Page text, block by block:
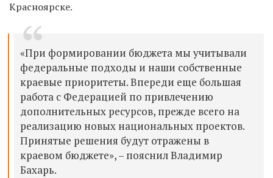
Красноярске.
«При формировании бюджета мы учитывали
федеральные подходы и наши собственные
краевые приоритеты. Впереди еще большая
работа с Федерацией по привлечению
дополнительных ресурсов, прежде всего на
реализацию новых национальных проектов.
Принятые решения будут отражены в
краевом бюджете», – пояснил Владимир
Бахарь.